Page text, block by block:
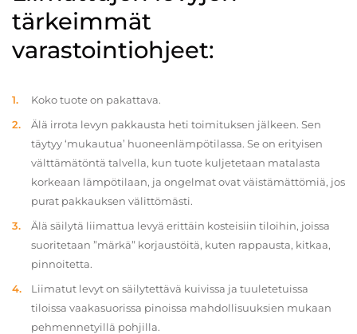
tärkeimmät
varastointiohjeet:
Koko tuote on pakattava.
Älä irrota levyn pakkausta heti toimituksen jälkeen. Sen
täytyy ‘mukautua’ huoneenlämpötilassa. Se on erityisen
välttämätöntä talvella, kun tuote kuljetetaan matalasta
korkeaan lämpötilaan, ja ongelmat ovat väistämättömiä, jos
purat pakkauksen välittömästi.
Älä säilytä liimattua levyä erittäin kosteisiin tiloihin, joissa
suoritetaan ”märkä” korjaustöitä, kuten rappausta, kitkaa,
pinnoitetta.
Liimatut levyt on säilytettävä kuivissa ja tuuletetuissa
tiloissa vaakasuorissa pinoissa mahdollisuuksien mukaan
pehmennetyillä pohjilla.